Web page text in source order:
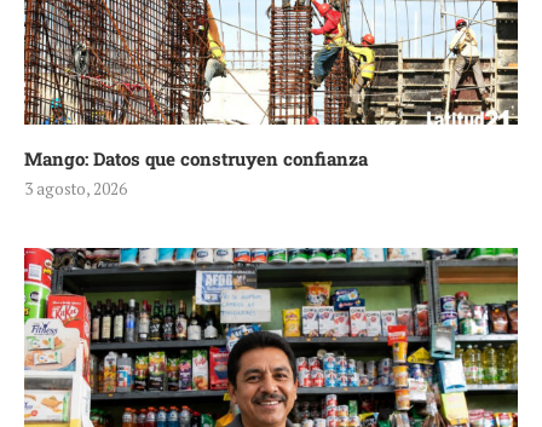
Mango: Datos que construyen confianza
3 agosto, 2026